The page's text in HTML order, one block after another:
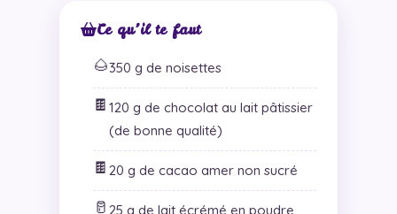
Ce qu’il te faut
🌰350 g de noisettes
🍫 120 g de chocolat au lait pâtissier
(de bonne qualité)
🍫 20 g de cacao amer non sucré
🥛 25 g de lait écrémé en poudre